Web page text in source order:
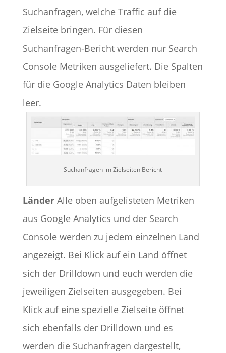
Suchanfragen, welche Traffic auf die
Zielseite bringen. Für diesen
Suchanfragen-Bericht werden nur Search
Console Metriken ausgeliefert. Die Spalten
für die Google Analytics Daten bleiben
leer.
Suchanfragen im Zielseiten Bericht
LänderAlle oben aufgelisteten Metriken
aus Google Analytics und der Search
Console werden zu jedem einzelnen Land
angezeigt. Bei Klick auf ein Land öffnet
sich der Drilldown und euch werden die
jeweiligen Zielseiten ausgegeben. Bei
Klick auf eine spezielle Zielseite öffnet
sich ebenfalls der Drilldown und es
werden die Suchanfragen dargestellt,